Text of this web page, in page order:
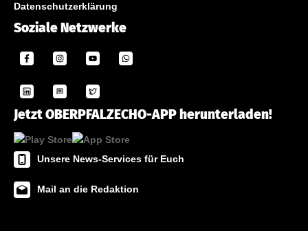
Datenschutzerklärung
Soziale Netzwerke
Jetzt OBERPFALZECHO-APP herunterladen!
Unsere News-Services für Euch
Mail an die Redaktion